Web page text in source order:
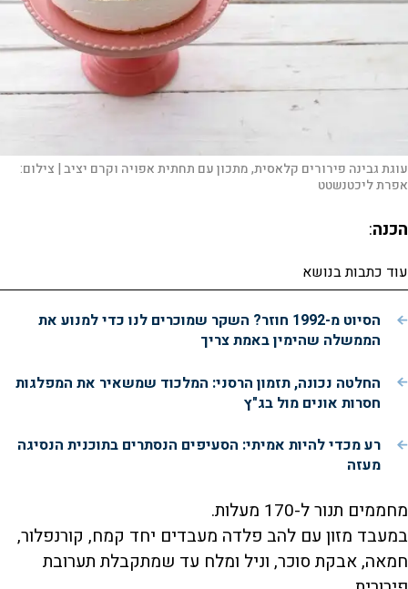
עוגת גבינה פירורים קלאסית, מתכון עם תחתית אפויה וקרם יציב | צילום:
אפרת ליכטנשטט
הכנה:
עוד כתבות בנושא
הסיוט מ-1992 חוזר? השקר שמוכרים לנו כדי למנוע את
הממשלה שהימין באמת צריך
החלטה נכונה, תזמון הרסני: המלכוד שמשאיר את המפלגות
חסרות אונים מול בג"ץ
רע מכדי להיות אמיתי: הסעיפים הנסתרים בתוכנית הנסיגה
מעזה
מחממים תנור ל-170 מעלות.
במעבד מזון עם להב פלדה מעבדים יחד קמח, קורנפלור,
חמאה, אבקת סוכר, וניל ומלח עד שמתקבלת תערובת